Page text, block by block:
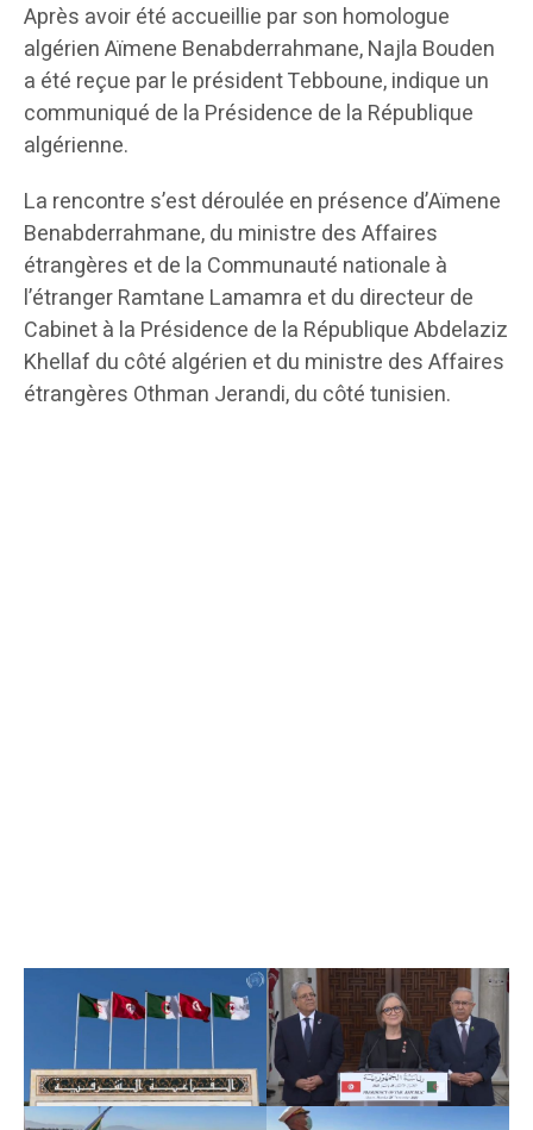
Après avoir été accueillie par son homologue
algérien Aïmene Benabderrahmane, Najla Bouden
a été reçue par le président Tebboune, indique un
communiqué de la Présidence de la République
algérienne.
La rencontre s’est déroulée en présence d’Aïmene
Benabderrahmane, du ministre des Affaires
étrangères et de la Communauté nationale à
l’étranger Ramtane Lamamra et du directeur de
Cabinet à la Présidence de la République Abdelaziz
Khellaf du côté algérien et du ministre des Affaires
étrangères Othman Jerandi, du côté tunisien.